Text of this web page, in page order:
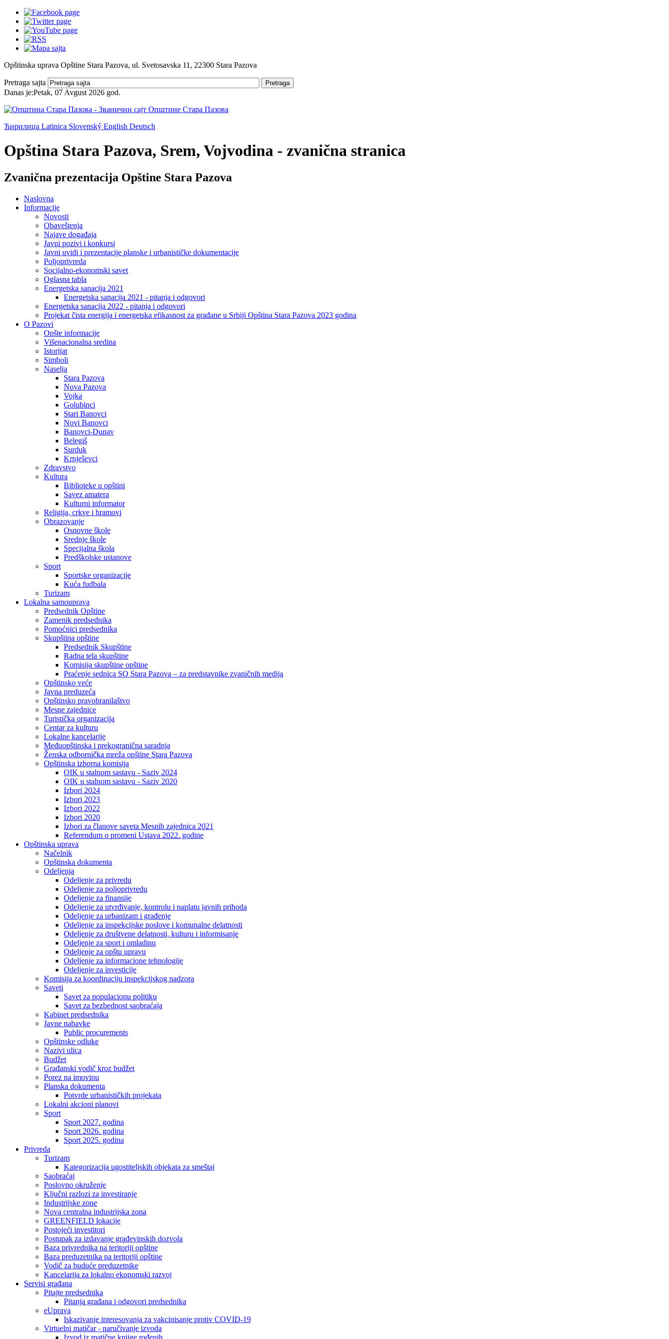
Opštinska uprava Opštine Stara Pazova, ul. Svetosavska 11, 22300 Stara Pazova
Pretraga sajta Pretraga
Danas je:Petak, 07 Avgust 2026 god.
Ћирилица Latinica Slovenský English Deutsch
Opština Stara Pazova, Srem, Vojvodina - zvanična stranica
Zvanična prezentacija Opštine Stara Pazova
Naslovna
Informacije
Novosti
Obaveštenja
Najave događaja
Javni pozivi i konkursi
Javni uvidi i prezentacije planske i urbanističke dokumentacije
Poljoprivreda
Socijalno-ekonomski savet
Oglasna tabla
Energetska sanacija 2021
Energetska sanacija 2021 - pitanja i odgovori
Energetska sanacija 2022 - pitanja i odgovori
Projekat čista energija i energetska efikasnost za građane u Srbiji Opština Stara Pazova 2023 godina
O Pazovi
Opšte informacije
Višenacionalna sredina
Istorijat
Simboli
Naselja
Stara Pazova
Nova Pazova
Vojka
Golubinci
Stari Banovci
Novi Banovci
Banovci-Dunav
Belegiš
Surduk
Krnješevci
Zdravstvo
Kultura
Biblioteke u opštini
Savez amatera
Kulturni informator
Religija, crkve i hramovi
Obrazovanje
Osnovne škole
Srednje škole
Specijalna škola
Predškolske ustanove
Sport
Sportske organizacije
Kuća fudbala
Turizam
Lokalna samouprava
Predsednik Opštine
Zamenik predsednika
Pomoćnici predsednika
Skupština opštine
Predsednik Skupštine
Radna tela skupštine
Komisija skupštine opštine
Praćenje sednica SO Stara Pazova – za predstavnike zvaničnih medija
Opštinsko veće
Javna preduzeća
Opštinsko pravobranilaštvo
Mesne zajednice
Turistička organizacija
Centar za kulturu
Lokalne kancelarije
Međuopštinska i prekogranična saradnja
Ženska odbornička mreža opštine Stara Pazova
Opštinska izborna komisija
OIK u stalnom sastavu - Saziv 2024
OIK u stalnom sastavu - Saziv 2020
Izbori 2024
Izbori 2023
Izbori 2022
Izbori 2020
Izbori za članove saveta Mesnih zajednica 2021
Referendum o promeni Ustava 2022. godine
Opštinska uprava
Načelnik
Opštinska dokumenta
Odeljenja
Odeljenje za privredu
Odeljenje za poljoprivredu
Odeljenje za finansije
Odeljenje za utvrđivanje, kontrolu i naplatu javnih prihoda
Odeljenje za urbanizam i građenje
Odeljenje za inspekcijske poslove i komunalne delatnosti
Odeljenje za društvene delatnosti, kulturu i informisanje
Odeljenje za sport i omladinu
Odeljenje za opštu upravu
Odeljenje za informacione tehnologije
Odeljenje za investicije
Komisija za koordinaciju inspekcijskog nadzora
Saveti
Savet za populacionu politiku
Savet za bezbednost saobraćaja
Kabinet predsednika
Javne nabavke
Public procurements
Opštinske odluke
Nazivi ulica
Budžet
Građanski vodič kroz budžet
Porez na imovinu
Planska dokumenta
Potvrde urbanističkih projekata
Lokalni akcioni planovi
Sport
Sport 2027. godina
Sport 2026. godina
Sport 2025. godina
Privreda
Turizam
Kategorizacija ugostiteljskih objekata za smeštaj
Saobraćaj
Poslovno okruženje
Ključni razlozi za investiranje
Industrijske zone
Nova centralna industrijska zona
GREENFIELD lokacije
Postojeći investitori
Postupak za izdavanje građevinskih dozvola
Baza privrednika na teritoriji opštine
Baza preduzetnika na teritoriji opštine
Vodič za buduće preduzetnike
Kancelarija za lokalno ekonomski razvoj
Servisi građana
Pitajte predsednika
Pitanja građana i odgovori predsednika
eUprava
Iskazivanje interesovanja za vakcinisanje protiv COVID-19
Virtuelni matičar - naručivanje izvoda
Izvod iz matične knjige rođenih